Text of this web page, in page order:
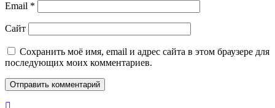
Email *
Сайт
Сохранить моё имя, email и адрес сайта в этом браузере для
последующих моих комментариев.